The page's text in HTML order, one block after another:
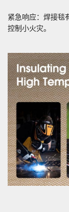
紧急响应：焊接毯
控制小火灾。